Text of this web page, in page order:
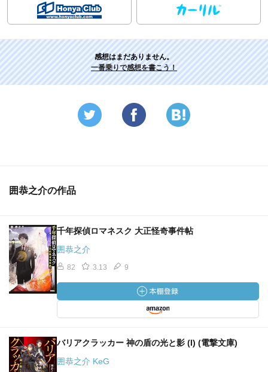
感想はまだありません。
一番乗りで感想を書こう！
囲恭之介の作品
千年探偵ロマネスク 大正怪奇事件帖
囲恭之介
82 3.13 9
バリアクラッカー 神の盾の光と影 (I) (電撃文庫)
囲恭之介 KeG